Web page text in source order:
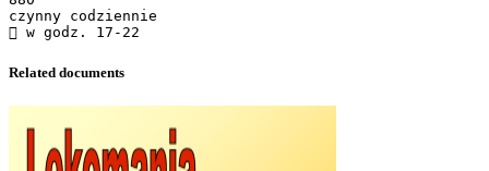
czynny codziennie
Related documents